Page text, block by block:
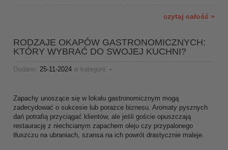
czytaj całość »
RODZAJE OKAPÓW GASTRONOMICZNYCH:
KTÓRY WYBRAĆ DO SWOJEJ KUCHNI?
Dodano: 25-11-2024 w kategorii: -
Zapachy unoszące się w lokalu gastronomicznym mogą
zadecydować o sukcesie lub porażce biznesu. Aromaty pysznych
dań potrafią przyciągać klientów, ale jeśli goście opuszczają
restaurację z niechcianym zapachem oleju czy przypalonego
tłuszczu na ubraniach, szansa na ich powrót drastycznie maleje.